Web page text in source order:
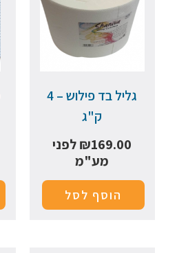
גליל בד פילוש – 4
ק"ג
₪169.00
לפני
מע"מ
הוסף לסל